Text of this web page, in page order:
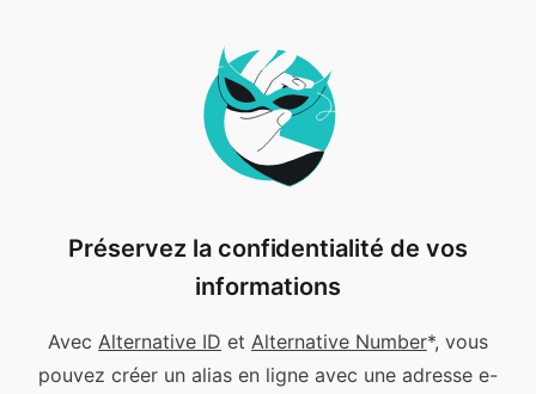
Préservez la confidentialité de vos
informations
Avec Alternative ID et Alternative Number*, vous
pouvez créer un alias en ligne avec une adresse e-